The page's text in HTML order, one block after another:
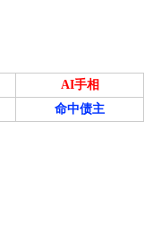
AI手相
命中债主